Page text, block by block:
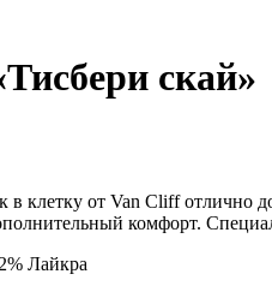
скай»
в клетку от Van Cliff
комфорт.
Лайкра